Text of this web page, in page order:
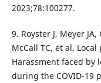
2023;78:100277.
9. Royster J, Meyer
McCall TC, et al.
Harassment faced by
during the COVID-19